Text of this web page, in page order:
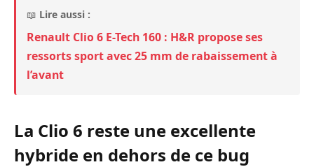
📖 Lire aussi :
Renault Clio 6 E-Tech 160 : H&R propose ses
ressorts sport avec 25 mm de rabaissement à
l’avant
La Clio 6 reste une excellente
hybride en dehors de ce bug